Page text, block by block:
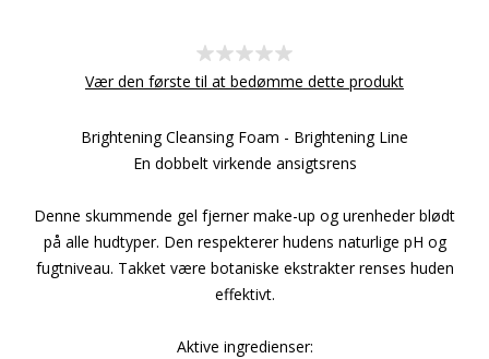
Vær den første til at bedømme dette produkt
Brightening Cleansing Foam - Brightening Line
En dobbelt virkende ansigtsrens
Denne skummende gel fjerner make-up og urenheder blødt
på alle hudtyper. Den respekterer hudens naturlige pH og
fugtniveau. Takket være botaniske ekstrakter renses huden
effektivt.
Aktive ingredienser: